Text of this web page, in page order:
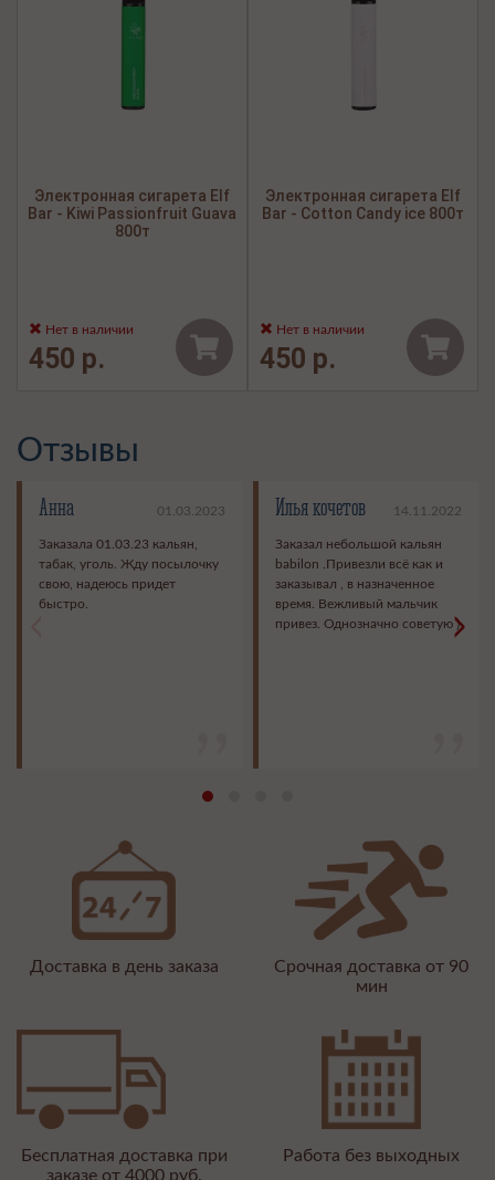
Электронная сигарета Elf
Bar - Kiwi Passionfruit Guava
800т
Нет в наличии
450 р.
Электронная сигарета Elf
Bar - Cotton Candy ice 800т
Нет в наличии
450 р.
Отзывы
Анна 01.03.2023
Заказала 01.03.23 кальян,
табак, уголь. Жду посылочку
свою, надеюсь придет
быстро.
Илья кочетов 14.11.2022
Заказал небольшой кальян
babilon .Привезли всё как и
заказывал , в назначенное
время. Вежливый мальчик
привез. Однозначно советую )>
Доставка в день заказа
Срочная доставка от 90
мин
Бесплатная доставка при
заказе от 4000 руб.
Работа без выходных